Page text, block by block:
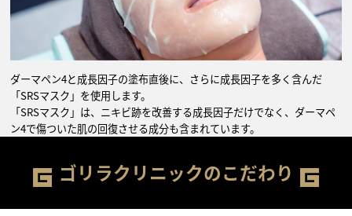
ダーマペン4と成長因子の塗布直後に、さらに成長因子を多く含んだ
「SRSマスク」を使用します。
「SRSマスク」は、ニキビ跡を改善する成長因子だけでなく、ダーマペ
ン4で傷ついた肌の回復させる成分も含まれています。
ゴリラクリニックのこだわり